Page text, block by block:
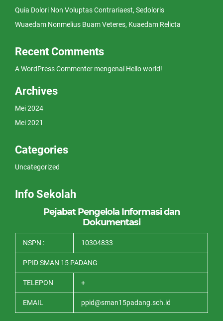
Quia Dolori Non Voluptas Contrariaest, Sedoloris
Wuaedam Nonmelius Buam Veteres, Kuaedam Relicta
Recent Comments
A WordPress Commenter mengenai Hello world!
Archives
Mei 2024
Mei 2021
Categories
Uncategorized
Info Sekolah
Pejabat Pengelola Informasi dan
Dokumentasi
NSPN : 10304833
PPID SMAN 15 PADANG
TELEPON +
EMAIL ppid@sman15padang.sch.id